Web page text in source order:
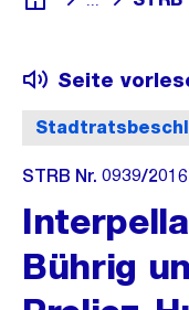
Deutsch
Seite
STRB Nr. 0939/2016
Bührig